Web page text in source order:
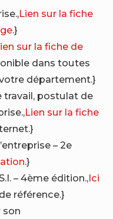
Lien sur la fiche
.}
sur la fiche de
dans toutes
département.}
travail, postulat de
Lien sur la fiche
– 2e
.}
– 4ème édition.,Ici
référence.}
son